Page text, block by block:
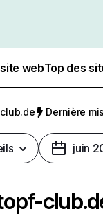
webTop des
Dernière
juin